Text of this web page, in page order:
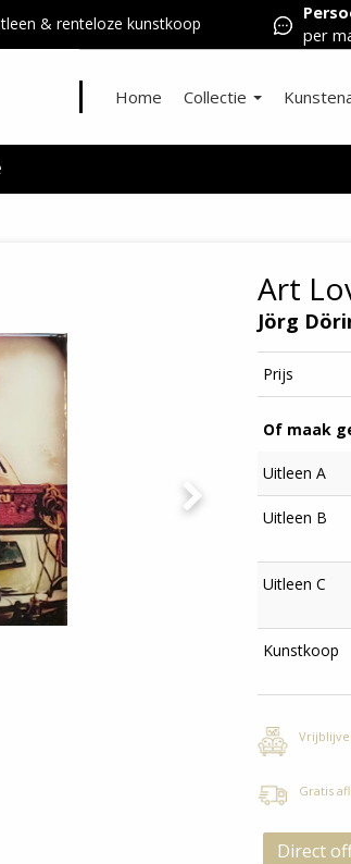
& renteloze kunstkoop
per
Home Collectie
Art
Jörg
Prijs
Of maak
Uitleen A
Uitleen B
Uitleen C
Kunstkoop
Gratis
Direct